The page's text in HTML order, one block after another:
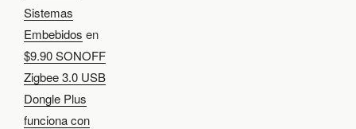
Sistemas
Embebidos en
$9.90 SONOFF
Zigbee 3.0 USB
Dongle Plus
funciona con